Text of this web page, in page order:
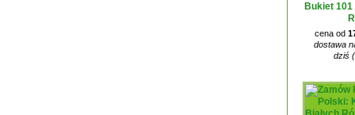
Bukiet
cena od
dostawa
dziś